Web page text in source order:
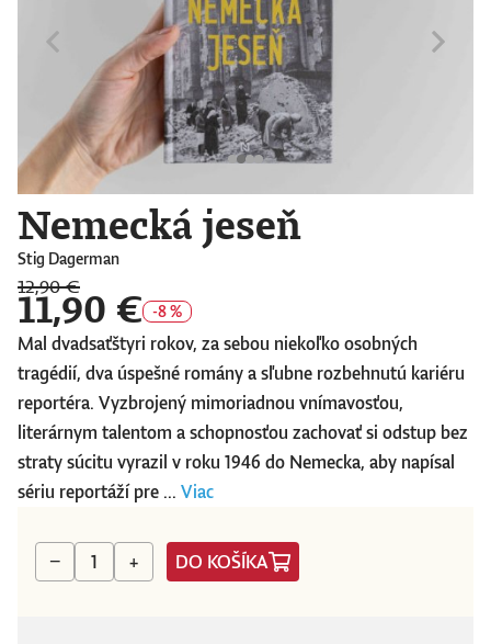
Nemecká jeseň
Stig Dagerman
12,90 €
11,90 € -8 %
Mal dvadsaťštyri rokov, za sebou niekoľko osobných
tragédií, dva úspešné romány a sľubne rozbehnutú kariéru
reportéra. Vyzbrojený mimoriadnou vnímavosťou,
literárnym talentom a schopnosťou zachovať si odstup bez
straty súcitu vyrazil v roku 1946 do Nemecka, aby napísal
sériu reportáží pre ... Viac
− + DO KOŠÍKA